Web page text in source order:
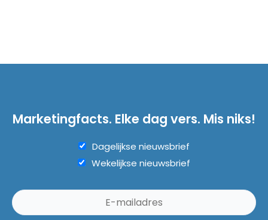
Marketingfacts. Elke dag vers. Mis niks!
Dagelijkse nieuwsbrief
Wekelijkse nieuwsbrief